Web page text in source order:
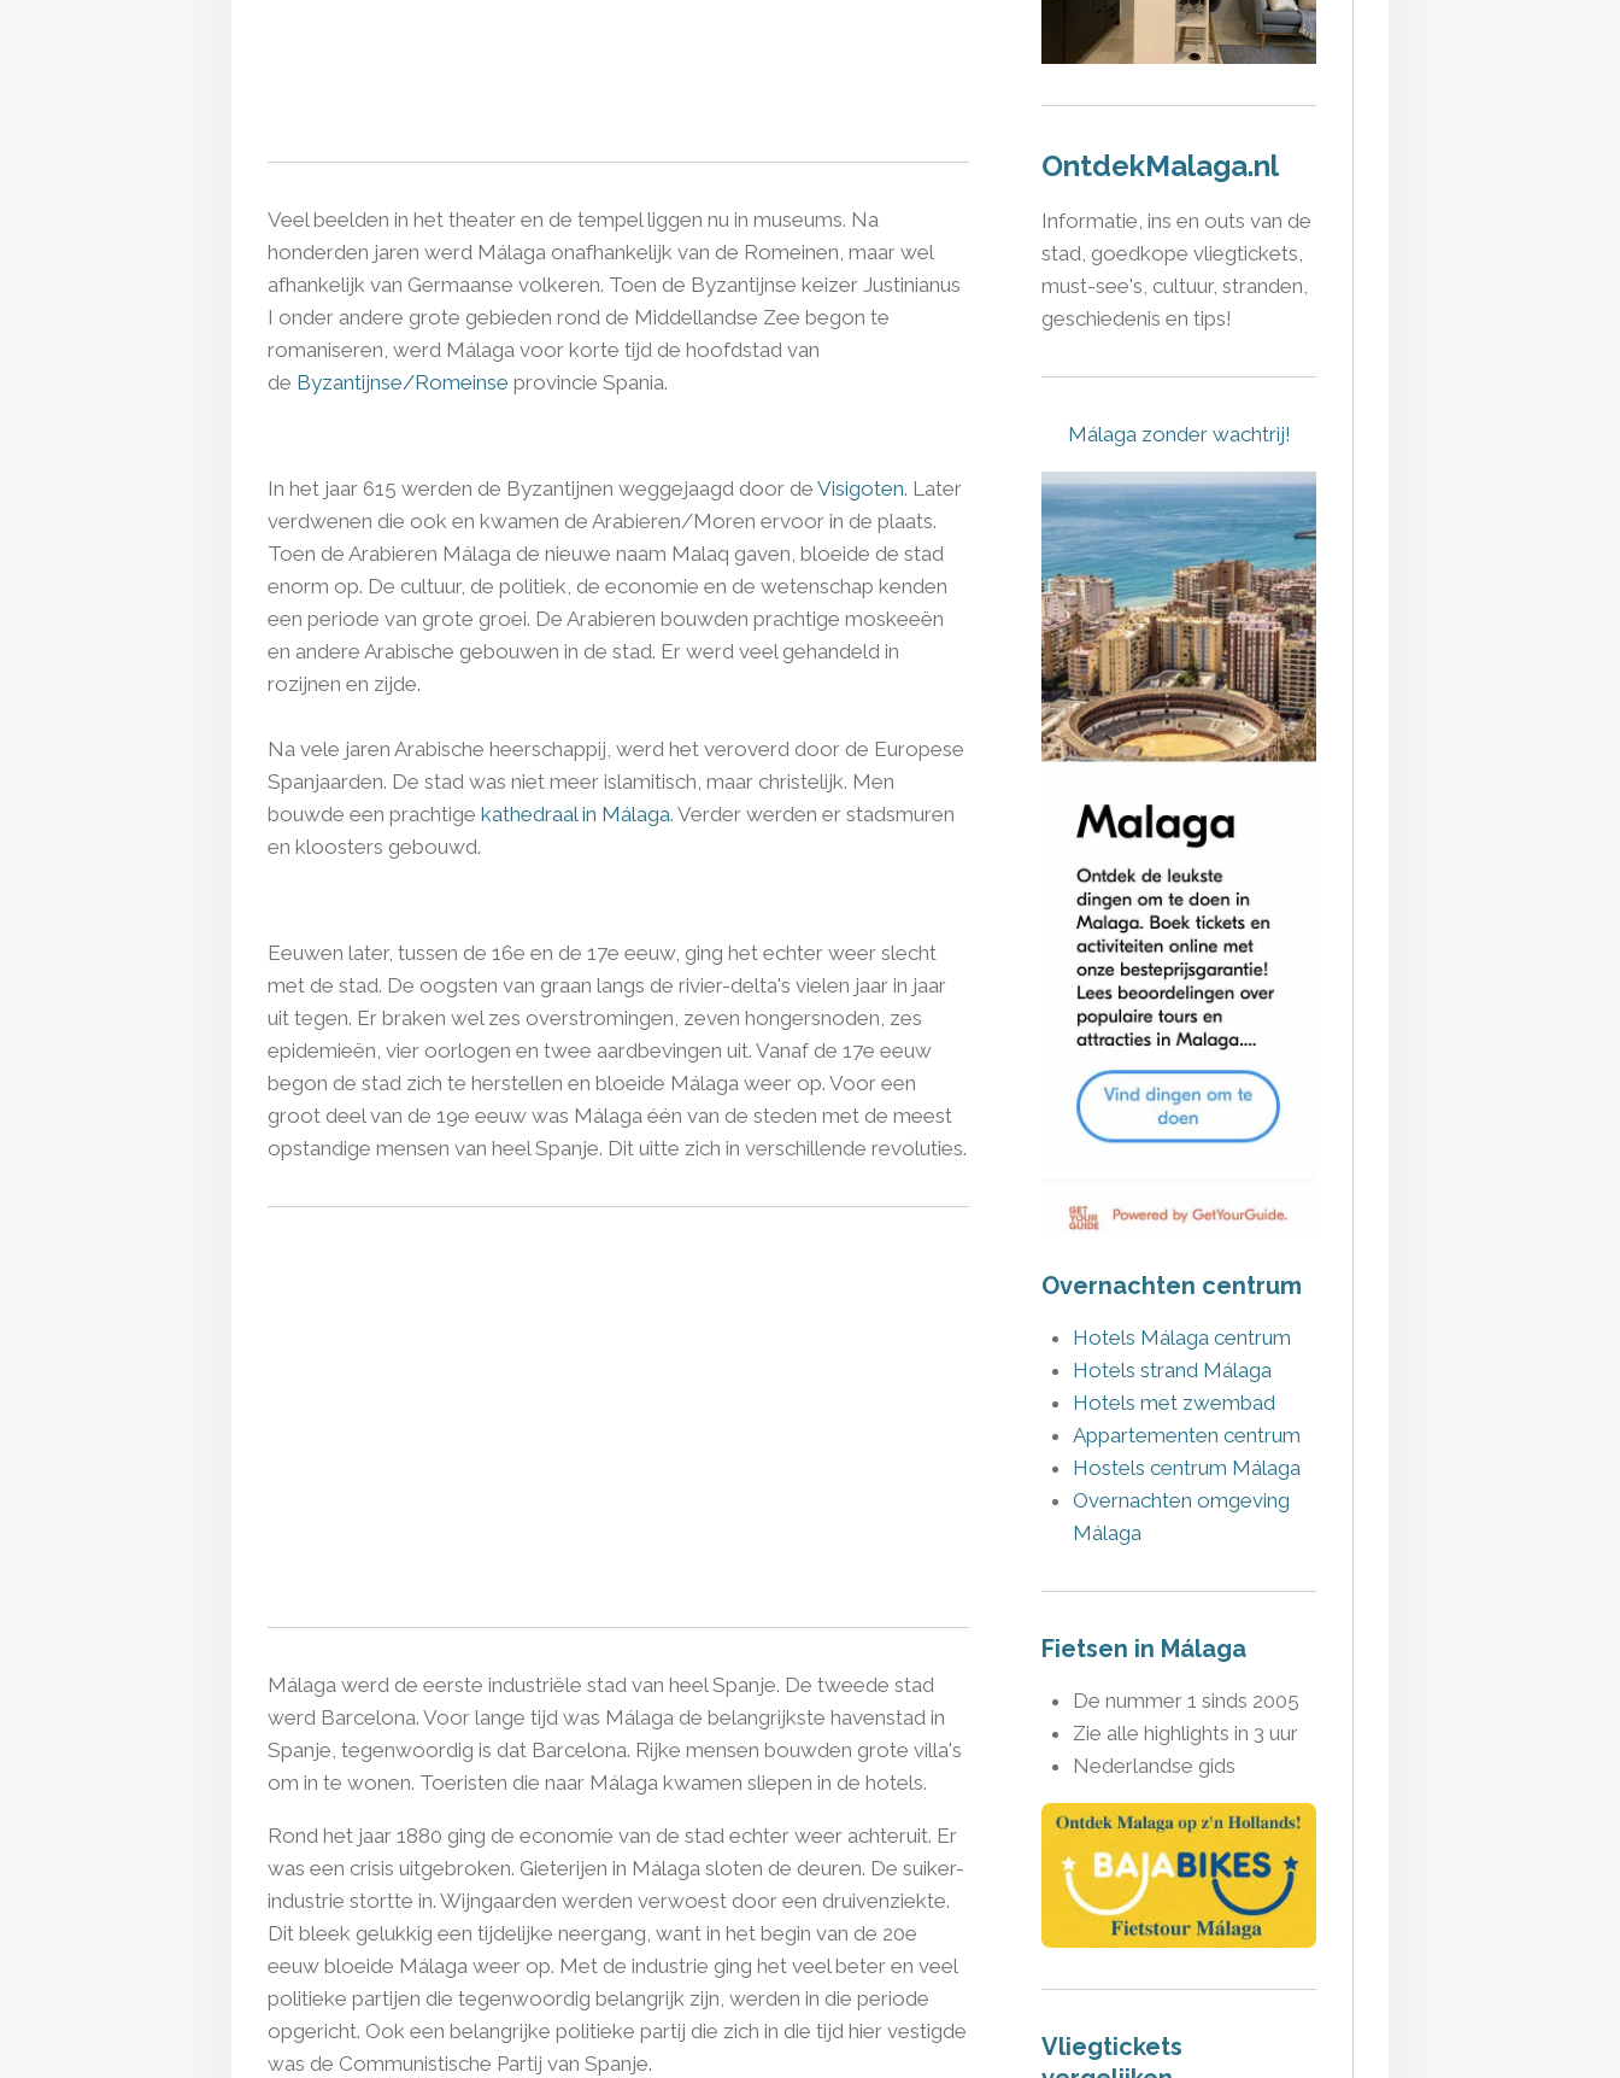
Veel beelden in het theater en de tempel liggen nu in museums. Na
honderden jaren werd Málaga onafhankelijk van de Romeinen, maar wel
afhankelijk van Germaanse volkeren. Toen de Byzantijnse keizer Justinianus
I onder andere grote gebieden rond de Middellandse Zee begon te
romaniseren, werd Málaga voor korte tijd de hoofdstad van
de Byzantijnse/Romeinse provincie Spania.
In het jaar 615 werden de Byzantijnen weggejaagd door de Visigoten. Later
verdwenen die ook en kwamen de Arabieren/Moren ervoor in de plaats.
Toen de Arabieren Málaga de nieuwe naam Malaq gaven, bloeide de stad
enorm op. De cultuur, de politiek, de economie en de wetenschap kenden
een periode van grote groei. De Arabieren bouwden prachtige moskeeën
en andere Arabische gebouwen in de stad. Er werd veel gehandeld in
rozijnen en zijde.
Na vele jaren Arabische heerschappij, werd het veroverd door de Europese
Spanjaarden. De stad was niet meer islamitisch, maar christelijk. Men
bouwde een prachtige kathedraal in Málaga. Verder werden er stadsmuren
en kloosters gebouwd.
Eeuwen later, tussen de 16e en de 17e eeuw, ging het echter weer slecht
met de stad. De oogsten van graan langs de rivier-delta's vielen jaar in jaar
uit tegen. Er braken wel zes overstromingen, zeven hongersnoden, zes
epidemieën, vier oorlogen en twee aardbevingen uit. Vanaf de 17e eeuw
begon de stad zich te herstellen en bloeide Málaga weer op. Voor een
groot deel van de 19e eeuw was Málaga één van de steden met de meest
opstandige mensen van heel Spanje. Dit uitte zich in verschillende revoluties.
Málaga werd de eerste industriële stad van heel Spanje. De tweede stad
werd Barcelona. Voor lange tijd was Málaga de belangrijkste havenstad in
Spanje, tegenwoordig is dat Barcelona. Rijke mensen bouwden grote villa's
om in te wonen. Toeristen die naar Málaga kwamen sliepen in de hotels.
Rond het jaar 1880 ging de economie van de stad echter weer achteruit. Er
was een crisis uitgebroken. Gieterijen in Málaga sloten de deuren. De suiker-
industrie stortte in. Wijngaarden werden verwoest door een druivenziekte.
Dit bleek gelukkig een tijdelijke neergang, want in het begin van de 20e
eeuw bloeide Málaga weer op. Met de industrie ging het veel beter en veel
politieke partijen die tegenwoordig belangrijk zijn, werden in die periode
opgericht. Ook een belangrijke politieke partij die zich in die tijd hier vestigde
was de Communistische Partij van Spanje.
OntdekMalaga.nl
Informatie, ins en outs van de
stad, goedkope vliegtickets,
must-see's, cultuur, stranden,
geschiedenis en tips!
Málaga zonder wachtrij!
Overnachten centrum
Hotels Málaga centrum
Hotels strand Málaga
Hotels met zwembad
Appartementen centrum
Hostels centrum Málaga
Overnachten omgeving
Málaga
Fietsen in Málaga
De nummer 1 sinds 2005
Zie alle highlights in 3 uur
Nederlandse gids
Vliegtickets